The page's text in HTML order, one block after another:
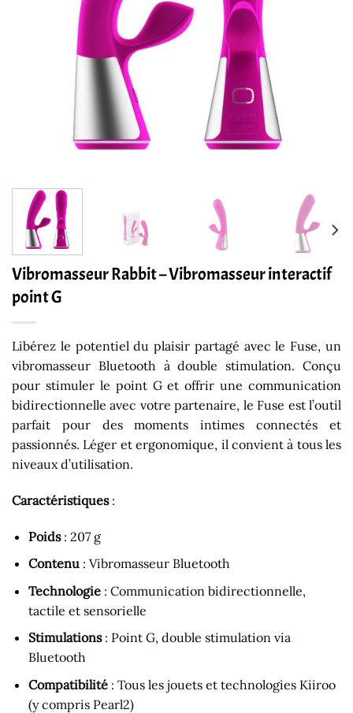
Vibromasseur Rabbit – Vibromasseur interactif
point G
Libérez le potentiel du plaisir partagé avec le Fuse, un
vibromasseur Bluetooth à double stimulation. Conçu
pour stimuler le point G et offrir une communication
bidirectionnelle avec votre partenaire, le Fuse est l’outil
parfait pour des moments intimes connectés et
passionnés. Léger et ergonomique, il convient à tous les
niveaux d’utilisation.
Caractéristiques:
Poids: 207 g
Contenu: Vibromasseur Bluetooth
Technologie: Communication bidirectionnelle,
tactile et sensorielle
Stimulations: Point G, double stimulation via
Bluetooth
Compatibilité: Tous les jouets et technologies Kiiroo
(y compris Pearl2)